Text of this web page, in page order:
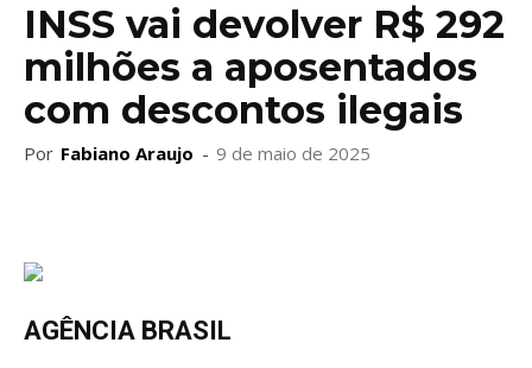
INSS vai devolver R$ 292
milhões a aposentados
com descontos ilegais
Por Fabiano Araujo - 9 de maio de 2025
AGÊNCIA BRASIL